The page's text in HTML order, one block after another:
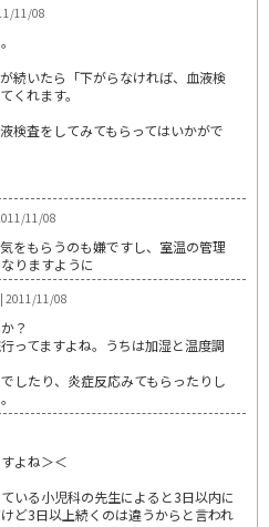
11/08
続いたら「下がらなければ、血液検
くれます。
検査をしてみてもらってはいかがで
11/08
をもらうのも嫌ですし、室温の管理
りますように
2011/11/08
？
ってますよね。うちは加湿と温度調
したり、炎症反応みてもらったりし
よね＞＜
いる小児科の先生によると3日以内に
ど3日以上続くのは違うからと言われ